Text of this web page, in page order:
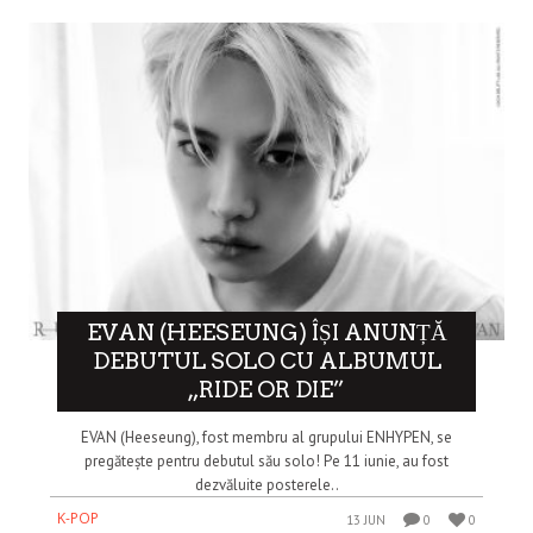
EVAN (HEESEUNG) ÎȘI ANUNȚĂ
DEBUTUL SOLO CU ALBUMUL
„RIDE OR DIE”
EVAN (Heeseung), fost membru al grupului ENHYPEN, se
pregătește pentru debutul său solo! Pe 11 iunie, au fost
dezvăluite posterele..
K-POP
13 JUN 0 0